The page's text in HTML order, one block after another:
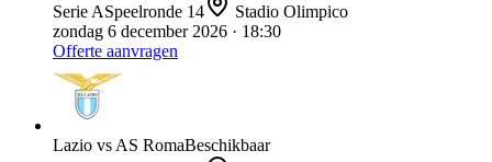
Serie ASpeelronde 14
Stadio Olimpico
zondag 6 december 2026 · 18:30
Offerte aanvragen
Lazio vs AS RomaBeschikbaar